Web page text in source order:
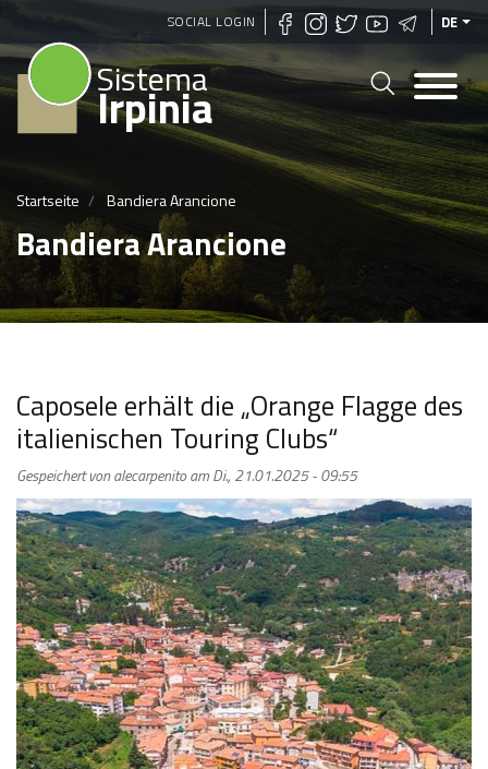
Direkt
zum
Inhalt
SOCIAL LOGIN DE
Sistema
Irpinia
Startseite Bandiera Arancione
Bandiera Arancione
Caposele erhält die „Orange Flagge des
italienischen Touring Clubs“
Gespeichert vonalecarpenitoamDi., 21.01.2025 - 09:55